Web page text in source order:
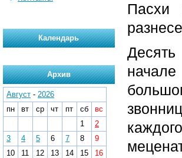
Пасхи
Календарь
Архив
Август - 2026
пн
вт ср чт пт сб
вс
1
2
3
4 5 6 7 8
9
10
11 12 13 14 15
16